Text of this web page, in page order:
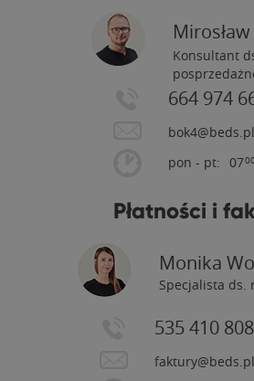
Konsultant
664 974
bok4@beds.pl
pon - pt: 0700
Płatności i
Monika
Specjalista ds.
535 410 808
faktury@beds.pl